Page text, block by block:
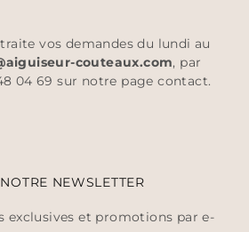
vos demandes du lundi au
couteaux.com, par
04 69 sur notre pagecontact.
NEWSLETTER
exclusives et promotions par e-